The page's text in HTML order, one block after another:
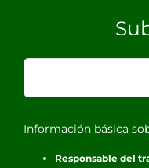
Información básica
Responsable del